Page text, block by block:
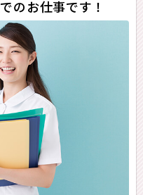
のお仕事です！